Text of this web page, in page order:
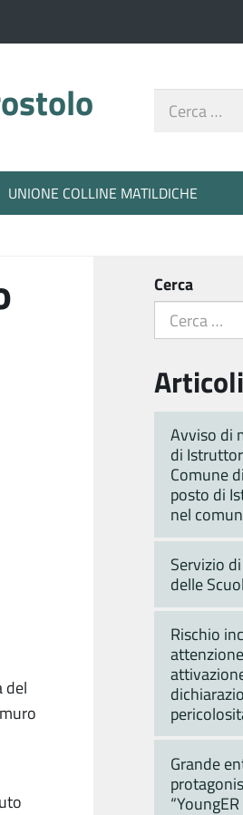
Cerca
UNIONE COLLINE MATILDICHE
del
Cerca
Avviso di
di
Comune
posto di
nel
Servizio
delle
Rischio
Grande
“YoungER